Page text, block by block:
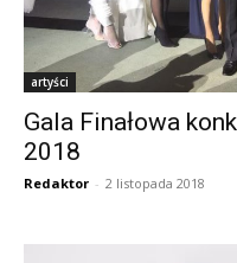
artyści
Gala Finałowa
2018
Redaktor - 2 listopada 2018